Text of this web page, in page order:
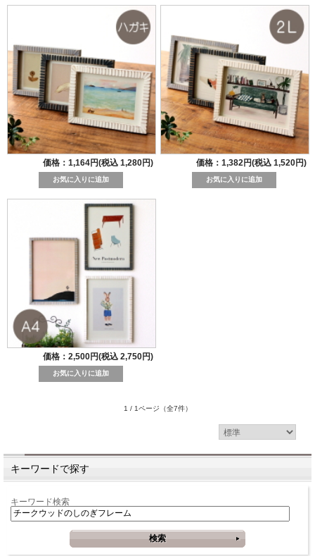
価格：1,164円(税込 1,280円) 価格：1,382円(税込 1,520円)
価格：2,500円(税込 2,750円)
1 / 1ページ （全7件）
キーワードで探す
キーワード検索